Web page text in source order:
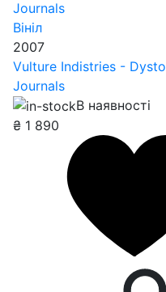
Вініл
2007
Vulture Indistries -
Journals
В наявності
₴ 1 890